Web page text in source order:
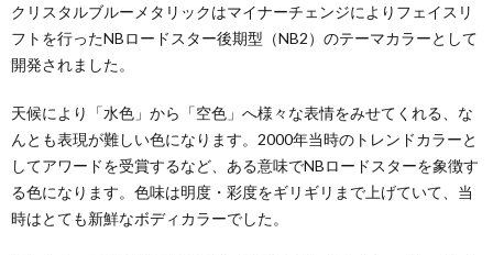
クリスタルブルーメタリックはマイナーチェンジによりフェイスリ
フトを行ったNBロードスター後期型（NB2）のテーマカラーとして
開発されました。
天候により「水色」から「空色」へ様々な表情をみせてくれる、な
んとも表現が難しい色になります。2000年当時のトレンドカラーと
してアワードを受賞するなど、ある意味でNBロードスターを象徴す
る色になります。色味は明度・彩度をギリギリまで上げていて、当
時はとても新鮮なボディカラーでした。